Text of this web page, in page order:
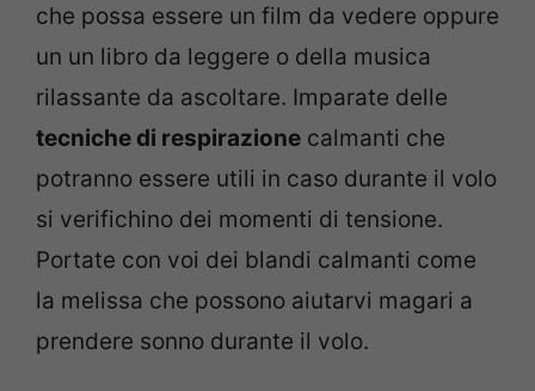
che possa essere un film da vedere oppure
un un libro da leggere o della musica
rilassante da ascoltare. Imparate delle
tecniche di respirazione calmanti che
potranno essere utili in caso durante il volo
si verifichino dei momenti di tensione.
Portate con voi dei blandi calmanti come
la melissa che possono aiutarvi magari a
prendere sonno durante il volo.